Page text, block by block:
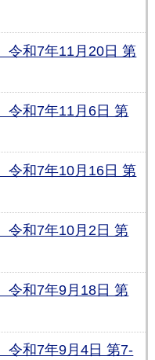
令和7年11月20日 第
令和7年11月6日 第
令和7年10月16日 第
令和7年10月2日 第
令和7年9月18日 第
令和7年9月4日 第7-